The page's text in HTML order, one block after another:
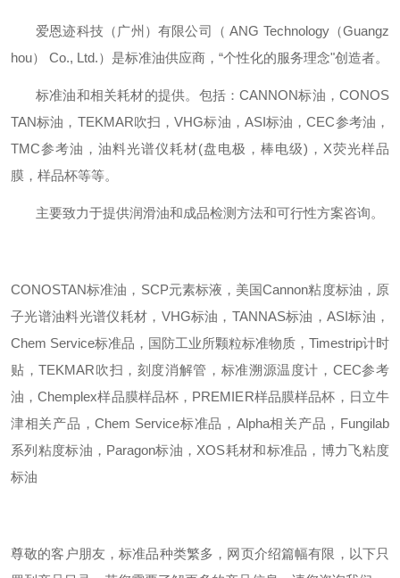
爱恩迹科技（广州）有限公司 （ ANG Technology（Guangz
hou） Co., Ltd.）是标准油供应商，“个性化的服务理念"创造者。
标准油和相关耗材的提供。包括：CANNON标油，CONOS
TAN标油，TEKMAR吹扫，VHG标油，ASI标油，CEC参考油，
TMC参考油，油料光谱仪耗材(盘电极，棒电级)，X荧光样品
膜，样品杯等等。
主要致力于提供润滑油和成品检测方法和可行性方案咨询。
CONOSTAN标准油， SCP元素标液，美国Cannon粘度标油，原
子光谱油料光谱仪耗材，VHG标油，TANNAS标油，ASI标油，
Chem Service标准品，国防工业所颗粒标准物质，Timestrip计时
贴，TEKMAR吹扫，刻度消解管，标准溯源温度计，CEC参考
油，Chemplex样品膜样品杯，PREMIER样品膜样品杯，日立牛
津相关产品，Chem Service标准品，Alpha相关产品，Fungilab
系列粘度标油，Paragon标油，XOS耗材和标准品，博力飞粘度
标油
尊敬的客户朋友，标准品种类繁多，网页介绍篇幅有限，以下只